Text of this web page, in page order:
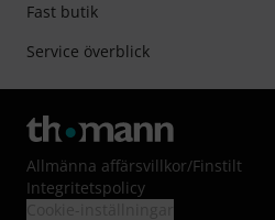
Fast butik
Service överblick
Allmänna affärsvillkor/Finstilt
Integritetspolicy